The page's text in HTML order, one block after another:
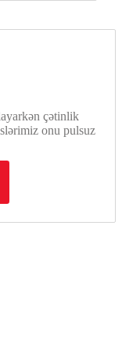
çətinlik
onu pulsuz